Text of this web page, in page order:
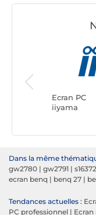
Ecran PC
iiyama
Dans la même
gw2780 | gw2791 |
ecran benq | benq 27 |
Tendances actuelles :
PC professionnel |